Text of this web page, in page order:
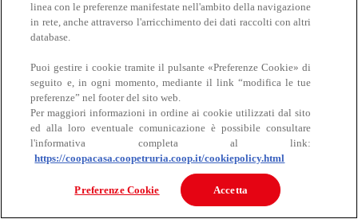
Carne
Carne
Bovino
linea con le preferenze manifestate nell'ambito della navigazione
in rete, anche attraverso l'arricchimento dei dati raccolti con altri
database.
Puoi gestire i cookie tramite il pulsante «Preferenze Cookie» di
seguito e, in ogni momento, mediante il link “modifica le tue
preferenze” nel footer del sito web.
Per maggiori informazioni in ordine ai cookie utilizzati dal sito
ed alla loro eventuale comunicazione è possibile consultare
l'informativa completa al link:
https://coopacasa.coopetruria.coop.it/cookiepolicy.html
Preferenze Cookie Accetta